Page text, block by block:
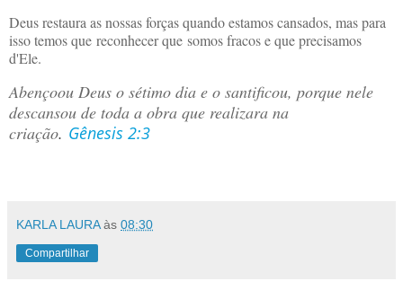
Deus restaura as nossas forças quando estamos cansados, mas para
isso temos que reconhecer que somos fracos e que precisamos
d'Ele.
A­bençoou Deus o sétimo dia e o santificou, por­que nele
descansou de toda a obra que realizara na
criação. Gênesis 2:3
KARLA LAURA às 08:30
Compartilhar